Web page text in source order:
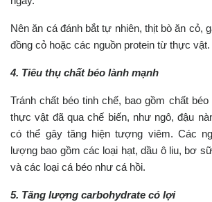
Nên ăn cá đánh bắt tự nhiên, thịt bò ăn cỏ,
đồng cỏ hoặc các nguồn protein từ thực vật.
4. Tiêu thụ chất béo lành mạnh
Tránh chất béo tinh chế, bao gồm chất
thực vật đã qua chế biến, như ngô, đậu
có thể gây tăng hiện tượng viêm. Các
lượng bao gồm các loại hạt, dầu ô liu, bơ
và các loại cá béo như cá hồi.
5. Tăng lượng carbohydrate có lợi